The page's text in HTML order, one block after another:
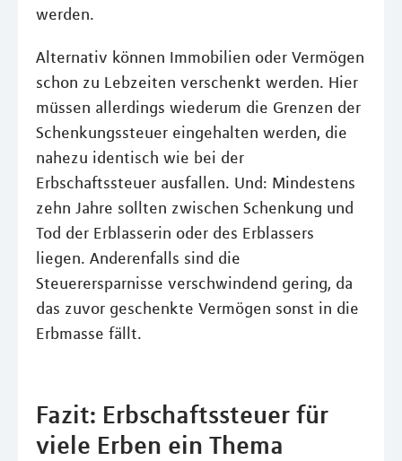
werden.
Alternativ können Immobilien oder Vermögen
schon zu Lebzeiten verschenkt werden. Hier
müssen allerdings wiederum die Grenzen der
Schenkungssteuer eingehalten werden, die
nahezu identisch wie bei der
Erbschaftssteuer ausfallen. Und: Mindestens
zehn Jahre sollten zwischen Schenkung und
Tod der Erblasserin oder des Erblassers
liegen. Anderenfalls sind die
Steuerersparnisse verschwindend gering, da
das zuvor geschenkte Vermögen sonst in die
Erbmasse fällt.
Fazit: Erbschaftssteuer für
viele Erben ein Thema